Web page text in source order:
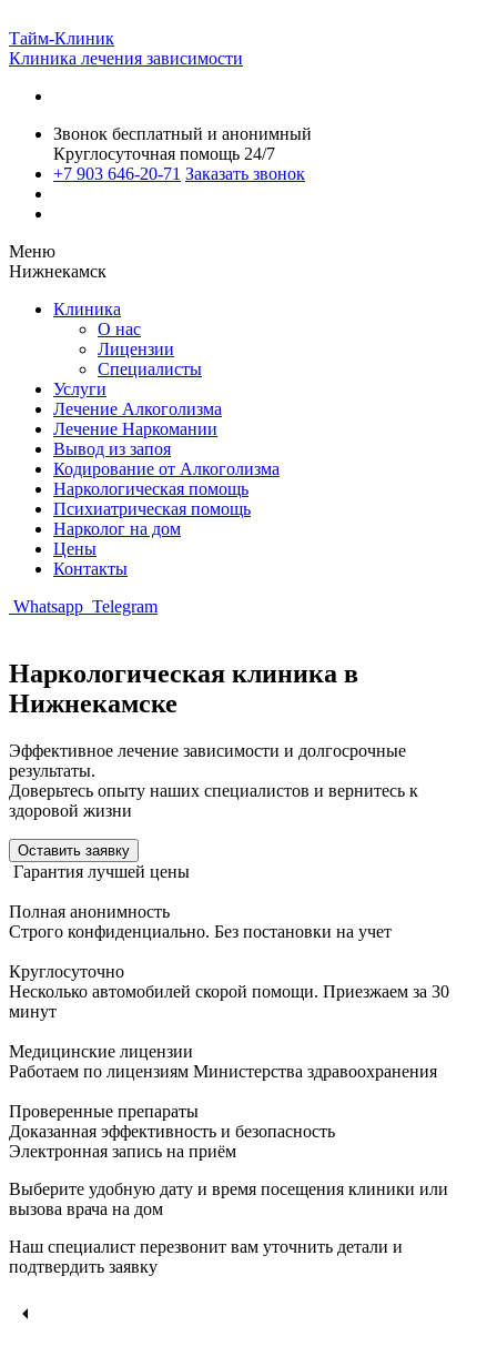
Тайм-Клиник
Клиника лечения зависимости
Звонок бесплатный и анонимный
Круглосуточная помощь 24/7
+7 903 646-20-71 Заказать звонок
Меню
Нижнекамск
Клиника
О нас
Лицензии
Специалисты
Услуги
Лечение Алкоголизма
Лечение Наркомании
Вывод из запоя
Кодирование от Алкоголизма
Наркологическая помощь
Психиатрическая помощь
Нарколог на дом
Цены
Контакты
Whatsapp Telegram
Наркологическая клиника в
Нижнекамске
Эффективное лечение зависимости и долгосрочные
результаты.
Доверьтесь опыту наших специалистов и вернитесь к
здоровой жизни
Оставить заявку
Гарантия лучшей цены
Полная анонимность
Строго конфиденциально. Без постановки на учет
Круглосуточно
Несколько автомобилей скорой помощи. Приезжаем за 30
минут
Медицинские лицензии
Работаем по лицензиям Министерства здравоохранения
Проверенные препараты
Доказанная эффективность и безопасность
Электронная запись на приём
Выберите удобную дату и время посещения клиники или
вызова врача на дом
Наш специалист перезвонит вам уточнить детали и
подтвердить заявку